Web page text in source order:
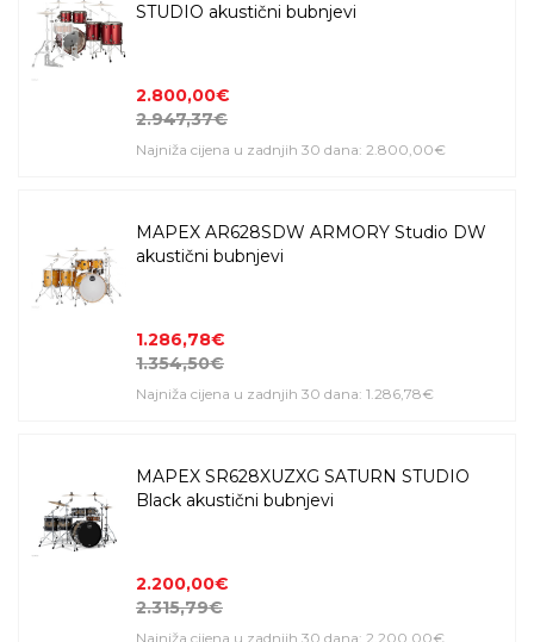
STUDIO akustični bubnjevi
2.800,00€
2.947,37€
Najniža cijena u zadnjih 30 dana: 2.800,00€
MAPEX AR628SDW ARMORY Studio DW
akustični bubnjevi
1.286,78€
1.354,50€
Najniža cijena u zadnjih 30 dana: 1.286,78€
MAPEX SR628XUZXG SATURN STUDIO
Black akustični bubnjevi
2.200,00€
2.315,79€
Najniža cijena u zadnjih 30 dana: 2.200,00€